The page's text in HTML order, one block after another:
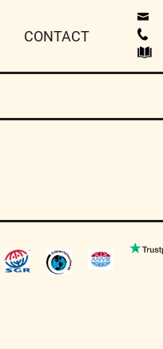
CONTACT